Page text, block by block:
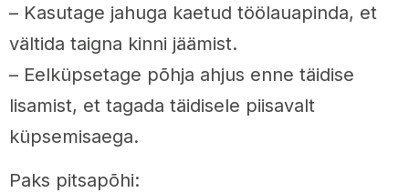
– Kasutage jahuga kaetud töölauapinda, et
vältida taigna kinni jäämist.
– Eelküpsetage põhja ahjus enne täidise
lisamist, et tagada täidisele piisavalt
küpsemisaega.
Paks pitsapõhi: